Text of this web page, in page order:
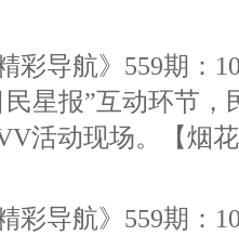
彩导航》559期：
星报”互动环节
活动现场。【烟
彩导航》559期：